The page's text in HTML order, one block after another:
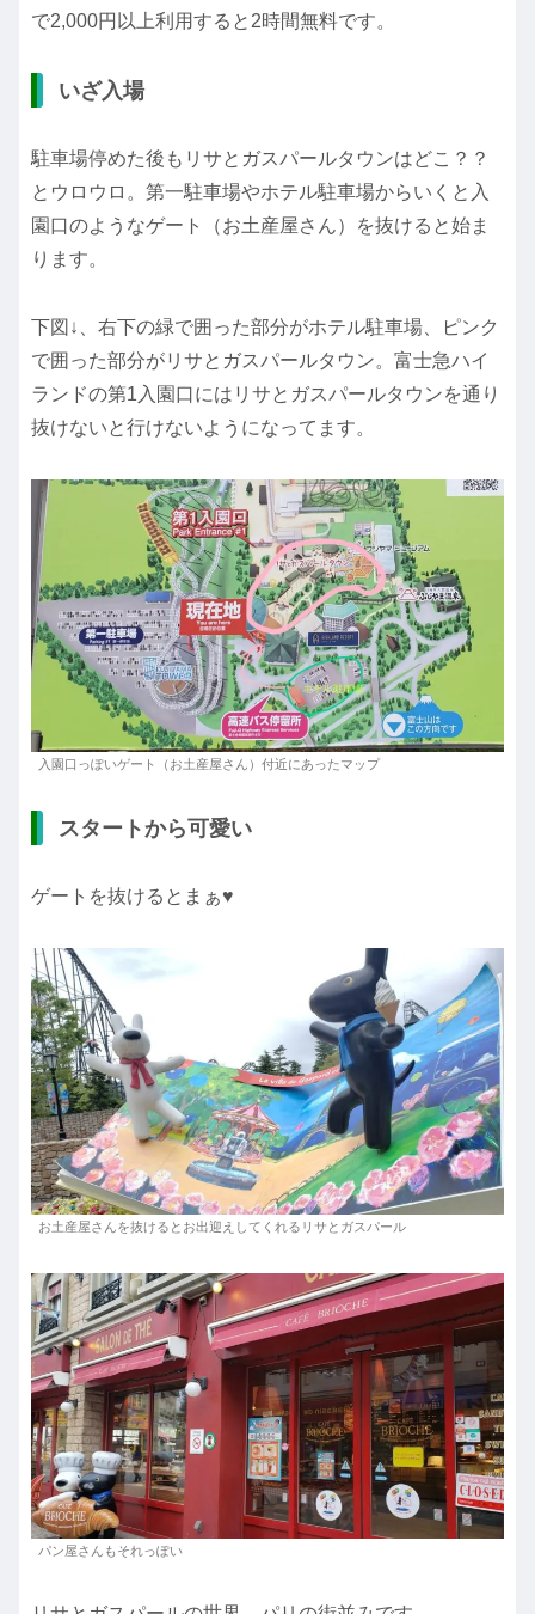
で2,000円以上利用すると2時間無料です。
いざ入場
駐車場停めた後もリサとガスパールタウンはどこ？？
とウロウロ。第一駐車場やホテル駐車場からいくと入
園口のようなゲート（お土産屋さん）を抜けると始ま
ります。
下図↓、右下の緑で囲った部分がホテル駐車場、ピンク
で囲った部分がリサとガスパールタウン。富士急ハイ
ランドの第1入園口にはリサとガスパールタウンを通り
抜けないと行けないようになってます。
入園口っぽいゲート（お土産屋さん）付近にあったマップ
スタートから可愛い
ゲートを抜けるとまぁ♥️
お土産屋さんを抜けるとお出迎えしてくれるリサとガスパール
パン屋さんもそれっぽい